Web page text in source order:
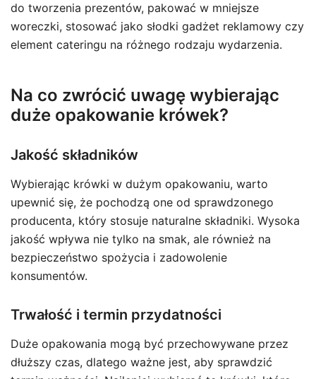
do tworzenia prezentów, pakować w mniejsze
woreczki, stosować jako słodki gadżet reklamowy czy
element cateringu na różnego rodzaju wydarzenia.
Na co zwrócić uwagę wybierając
duże opakowanie krówek?
Jakość składników
Wybierając krówki w dużym opakowaniu, warto
upewnić się, że pochodzą one od sprawdzonego
producenta, który stosuje naturalne składniki. Wysoka
jakość wpływa nie tylko na smak, ale również na
bezpieczeństwo spożycia i zadowolenie
konsumentów.
Trwałość i termin przydatności
Duże opakowania mogą być przechowywane przez
dłuższy czas, dlatego ważne jest, aby sprawdzić